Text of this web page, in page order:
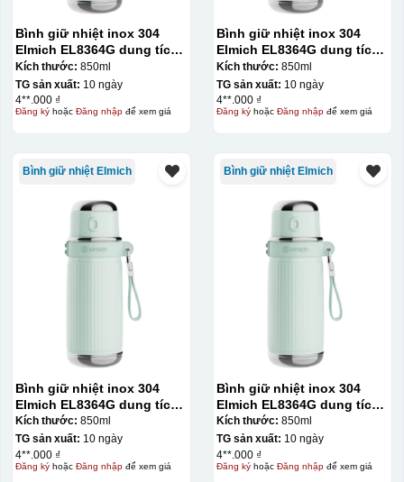
Bình giữ nhiệt inox 304
Elmich EL8364G dung tích
850ml
Kích thước: 850ml
TG sản xuất: 10 ngày
4**.000 ₫
Đăng kýhoặc Đăng nhậpđể xem giá
Bình giữ nhiệt inox 304
Elmich EL8364G dung tích
850ml
Kích thước: 850ml
TG sản xuất: 10 ngày
4**.000 ₫
Đăng kýhoặc Đăng nhậpđể xem giá
Bình giữ nhiệt Elmich
Bình giữ nhiệt inox 304
Elmich EL8364G dung tích
850ml
Kích thước: 850ml
TG sản xuất: 10 ngày
4**.000 ₫
Đăng kýhoặc Đăng nhậpđể xem giá
Bình giữ nhiệt Elmich
Bình giữ nhiệt inox 304
Elmich EL8364G dung tích
850ml
Kích thước: 850ml
TG sản xuất: 10 ngày
4**.000 ₫
Đăng kýhoặc Đăng nhậpđể xem giá